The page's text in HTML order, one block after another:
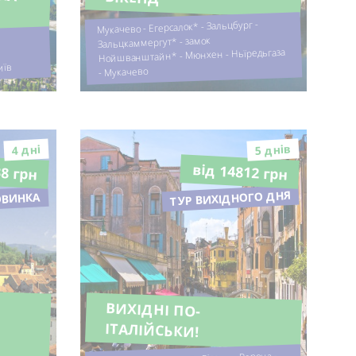
Мукачево - Егерсалок* - Зальцбург -
Зальцкаммергут* - замок
Нойшванштайн* - Мюнхен - Ньїредьгаза
- Мукачево
4 днi
грн
5 днiв
від 14812 грн
ТУР ВИХІДНОГО ДНЯ
ВИХІДНІ ПО-
ІТАЛІЙСЬКИ!